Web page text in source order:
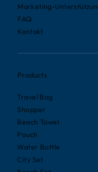
Marketing-
FAQ
Kontakt
Products
Travel Bag
Shopper
Beach Towel
Pouch
Water Bottle
City Set